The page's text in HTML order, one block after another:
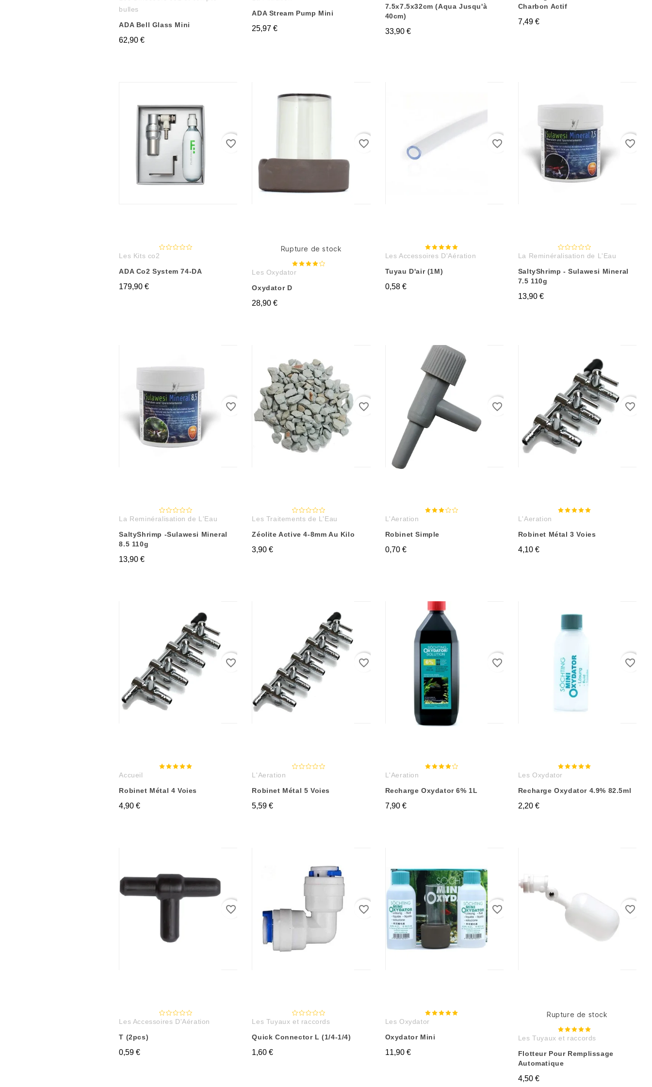
bulles
ADA Bell Glass Mini
62,90 €
ADA Stream Pump Mini
25,97 €
7.5x7.5x32cm (Aqua Jusqu'à
40cm)
33,90 €
Charbon Actif
7,49 €
favorite_border
Les Kits co2
ADA Co2 System 74-DA
179,90 €
favorite_border
Rupture de stock
Les Oxydator
Oxydator D
28,90 €
favorite_border
Les Accessoires D'Aération
Tuyau D'air (1M)
0,58 €
favorite_border
La Reminéralisation de L'Eau
SaltyShrimp - Sulawesi Mineral
7.5 110g
13,90 €
favorite_border
La Reminéralisation de L'Eau
SaltyShrimp -Sulawesi Mineral
8.5 110g
13,90 €
favorite_border
Les Traitements de L'Eau
Zéolite Active 4-8mm Au Kilo
3,90 €
favorite_border
L'Aeration
Robinet Simple
0,70 €
favorite_border
L'Aeration
Robinet Métal 3 Voies
4,10 €
favorite_border
Accueil
Robinet Métal 4 Voies
4,90 €
favorite_border
L'Aeration
Robinet Métal 5 Voies
5,59 €
favorite_border
L'Aeration
Recharge Oxydator 6% 1L
7,90 €
favorite_border
Les Oxydator
Recharge Oxydator 4.9% 82.5ml
2,20 €
favorite_border
Les Accessoires D'Aération
T (2pcs)
0,59 €
favorite_border
Les Tuyaux et raccords
Quick Connector L (1/4-1/4)
1,60 €
favorite_border
Les Oxydator
Oxydator Mini
11,90 €
favorite_border
Rupture de stock
Les Tuyaux et raccords
Flotteur Pour Remplissage
Automatique
4,50 €